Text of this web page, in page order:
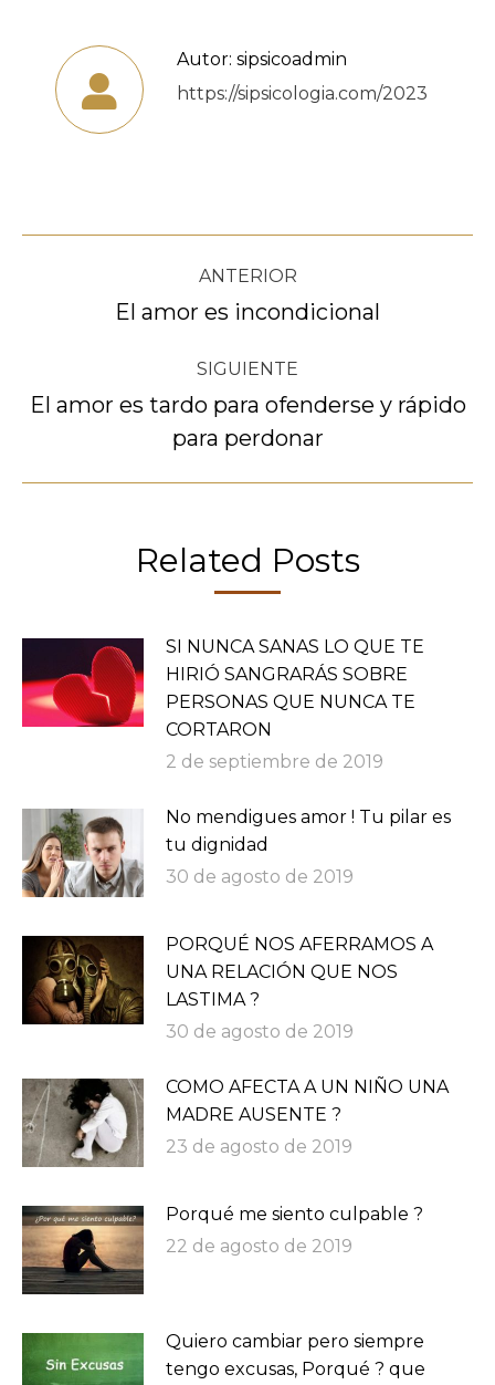
Autor: sipsicoadmin
https://sipsicologia.com/2023
Navegación
entre
publicaciones
ANTERIOR
Publicación
El amor es incondicional
SIGUIENTE
Publicación
siguiente:
El amor es tardo para ofenderse y rápido
para perdonar
Related Posts
SI NUNCA SANAS LO QUE TE
HIRIÓ SANGRARÁS SOBRE
PERSONAS QUE NUNCA TE
CORTARON
2 de septiembre de 2019
No mendigues amor ! Tu pilar es
tu dignidad
30 de agosto de 2019
PORQUÉ NOS AFERRAMOS A
UNA RELACIÓN QUE NOS
LASTIMA ?
30 de agosto de 2019
COMO AFECTA A UN NIÑO UNA
MADRE AUSENTE ?
23 de agosto de 2019
Porqué me siento culpable ?
22 de agosto de 2019
Quiero cambiar pero siempre
tengo excusas, Porqué ? que